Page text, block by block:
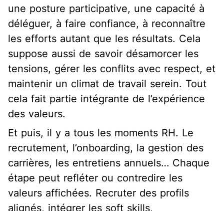
une posture participative, une capacité à
déléguer, à faire confiance, à reconnaître
les efforts autant que les résultats. Cela
suppose aussi de savoir désamorcer les
tensions, gérer les conflits avec respect, et
maintenir un climat de travail serein. Tout
cela fait partie intégrante de l’expérience
des valeurs.
Et puis, il y a tous les moments RH. Le
recrutement, l’onboarding, la gestion des
carrières, les entretiens annuels… Chaque
étape peut refléter ou contredire les
valeurs affichées. Recruter des profils
alignés, intégrer les soft skills,